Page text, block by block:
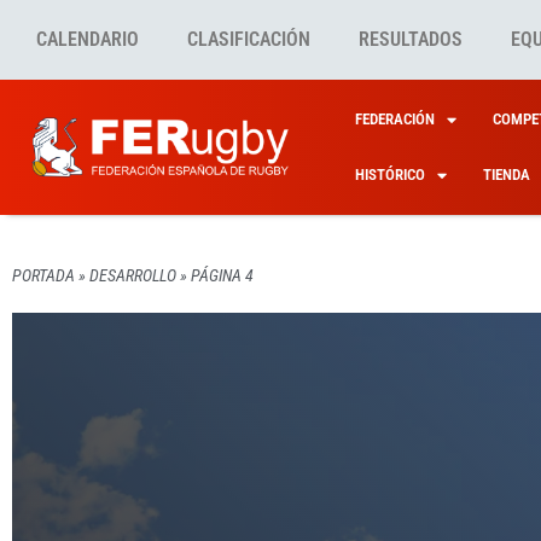
CALENDARIO CLASIFICACIÓN RESULTADOS
FEDERACIÓN
HISTÓRICO TIENDA
PORTADA » DESARROLLO» PÁGINA 4
DESARROLLO